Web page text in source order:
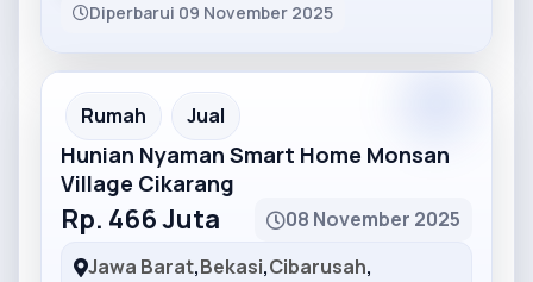
Diperbarui 09 November 2025
Partner Ad
Rumah Jual
Hunian Nyaman Smart Home Monsan
Village Cikarang
Rp. 466 Juta
08 November 2025
Jawa Barat,Bekasi,Cibarusah,